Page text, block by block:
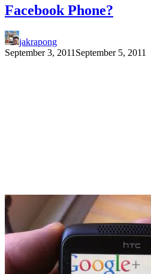
Facebook Phone?
jakrapong
September 3, 2011 September 5, 2011